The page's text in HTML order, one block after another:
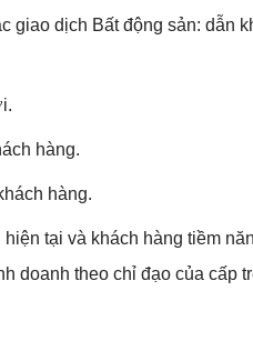
dịch Bất động sản: dẫn
hàng.
hàng.
tại và khách hàng tiềm
doanh theo chỉ đạo của cấp